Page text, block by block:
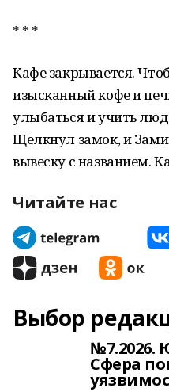
* * *
Кафе закрывается.
изысканный кофе и
улыбаться и учить
Щелкнул замок, и
вывеску с названием.
Читайте нас
Выбор
№7.2026.
Сфера